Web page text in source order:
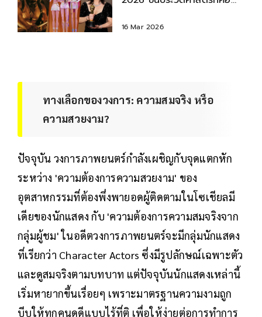
16 Mar 2026
ทางเลือกของวงการ: ความสมจริง หรือ
ความสวยงาม?
ปัจจุบัน วงการภาพยนตร์กำลังเผชิญกับจุดแตกหัก
ระหว่าง 'ความต้องการความสวยงาม' ของ
อุตสาหกรรมที่ต้องพึ่งพายอดผู้ติดตามในโซเชียลมี
เดียของนักแสดง กับ 'ความต้องการความสมจริงจาก
กลุ่มผู้ชม' ในอดีตวงการภาพยนตร์จะมีกลุ่มนักแสดง
ที่เรียกว่า Character Actors ซึ่งมีรูปลักษณ์เฉพาะตัว
และดูสมจริงตามบทบาท แต่ปัจจุบันนักแสดงเหล่านี้
เริ่มหายากขึ้นเรื่อยๆ เพราะมาตรฐานความงามถูก
บีบให้ทุกคนดูดีแบบไร้ที่ติ เพื่อให้ง่ายต่อการทำการ